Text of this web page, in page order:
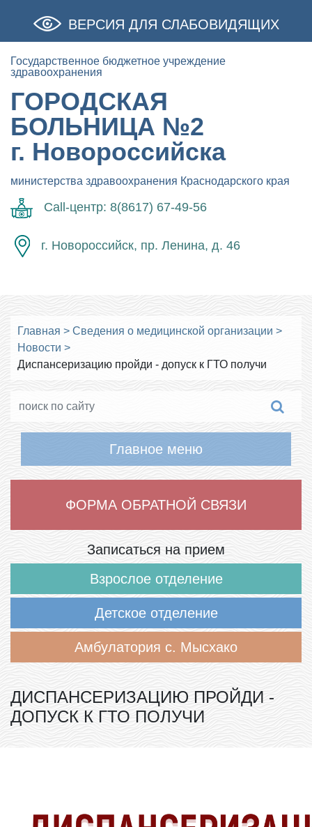
ВЕРСИЯ ДЛЯ СЛАБОВИДЯЩИХ
Государственное бюджетное учреждение
здравоохранения
ГОРОДСКАЯ
БОЛЬНИЦА №2
г. Новороссийска
министерства здравоохранения Краснодарского края
Call-центр: 8(8617) 67-49-56
г. Новороссийск, пр. Ленина, д. 46
Главная > Сведения о медицинской организации >
Новости >
Диспансеризацию пройди - допуск к ГТО получи
Главное меню
ФОРМА ОБРАТНОЙ СВЯЗИ
Записаться на прием
Взрослое отделение
Детское отделение
Амбулатория с. Мысхако
ДИСПАНСЕРИЗАЦИЮ ПРОЙДИ -
ДОПУСК К ГТО ПОЛУЧИ